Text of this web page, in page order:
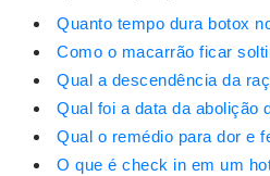
Quanto tempo dura botox
Como o macarrão ficar
Qual a descendência da
Qual foi a data da abolição
Qual o remédio para dor e
O que é check in em um